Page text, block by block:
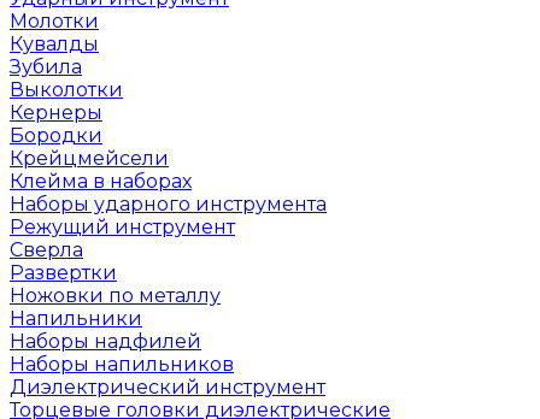
Молотки
Кувалды
Зубила
Выколотки
Кернеры
Бородки
Крейцмейсели
Клейма в наборах
Наборы ударного инструмента
Режущий инструмент
Сверла
Развертки
Ножовки по металлу
Напильники
Наборы надфилей
Наборы напильников
Диэлектрический инструмент
Торцевые головки диэлектрические